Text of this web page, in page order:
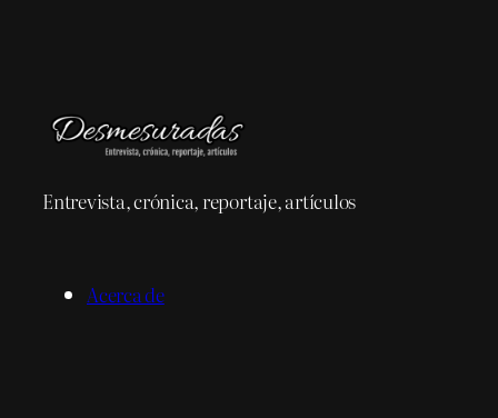
Entrevista, crónica, reportaje, artículos
Acerca de